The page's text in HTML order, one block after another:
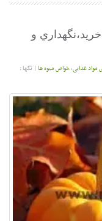
و
مواد غذایی,خواص میوه ها | تگها :